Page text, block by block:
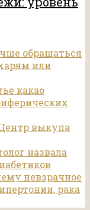
обращаться
или
какао
выкупа
назвала
невзрачное
рака